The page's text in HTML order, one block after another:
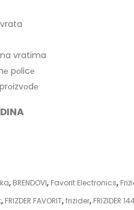
vratima
pоlicе
, BRENDOVI, Favorit Electronics,
, FRIZDER FAVORIT,frizider, FRIZIDER